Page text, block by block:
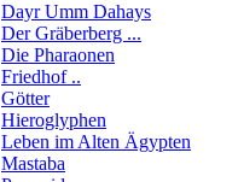
Dayr Umm Dahays
Der Gräberberg ...
Die Pharaonen
Friedhof ..
Götter
Hieroglyphen
Leben im Alten Ägypten
Mastaba